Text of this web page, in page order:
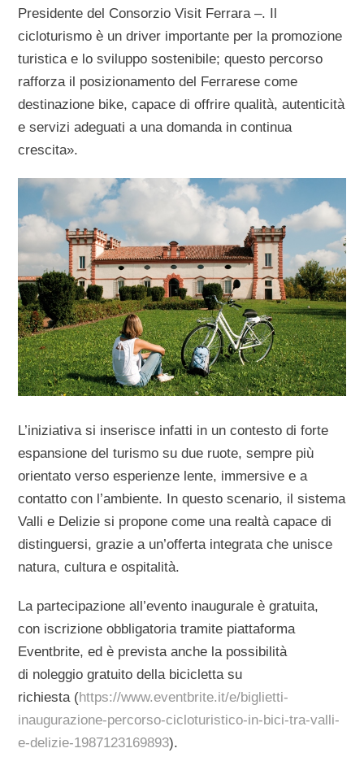
Presidente del Consorzio Visit Ferrara–. Il
cicloturismo è un driver importante per la promozione
turistica e lo sviluppo sostenibile; questo percorso
rafforza il posizionamento del Ferrarese come
destinazione bike, capace di offrire qualità, autenticità
e servizi adeguati a una domanda in continua
crescita».
L’iniziativa si inserisce infatti in un contesto di forte
espansione del turismo su due ruote, sempre più
orientato verso esperienze lente, immersive e a
contatto con l’ambiente. In questo scenario, il sistema
Valli e Delizie si propone come una realtà capace di
distinguersi, grazie a un’offerta integrata che unisce
natura, cultura e ospitalità.
La partecipazione all’evento inaugurale è gratuita,
con iscrizione obbligatoria tramite piattaforma
Eventbrite, ed è prevista anche la possibilità
di noleggio gratuito della bicicletta su
richiesta(https://www.eventbrite.it/e/biglietti-
inaugurazione-percorso-cicloturistico-in-bici-tra-valli-
e-delizie-1987123169893).